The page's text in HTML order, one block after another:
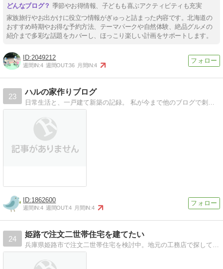
季節やお得情報、子どもも喜ぶアクティビティも充実
家族旅行やお出かけに役立つ情報がぎゅっと詰まった内容です。北海道の
おすすめ時期やお得な予約方法、テーマパークや自然体験、絶品グルメの
紹介まで多彩な話題をカバーし、ほっこり楽しい計画をサポートします。
2049212
週間IN:4 週間OUT:36 月間IN:4
23
ハルの家作りブログ
1862600
週間IN:4 週間OUT:4 月間IN:4
24
姫路で注文二世帯住宅を建てたい